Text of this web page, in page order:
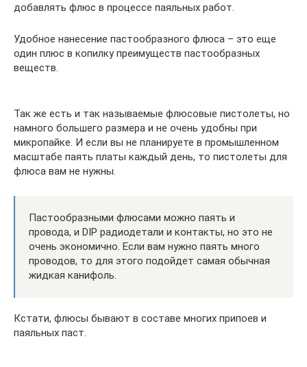
добавлять флюс в процессе паяльных работ.
Удобное нанесение пастообразного флюса – это еще
один плюс в копилку преимуществ пастообразных
веществ.
Так же есть и так называемые флюсовые пистолеты, но
намного большего размера и не очень удобны при
микропайке. И если вы не планируете в промышленном
масштабе паять платы каждый день, то пистолеты для
флюса вам не нужны.
Пастообразными флюсами можно паять и
провода, и DIP радиодетали и контакты, но это не
очень экономично. Если вам нужно паять много
проводов, то для этого подойдет самая обычная
жидкая канифоль.
Кстати, флюсы бывают в составе многих припоев и
паяльных паст.